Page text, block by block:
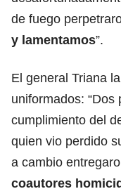
de fuego
y lamentamos”.
El general Triana
uniformados:
cumplimiento del
quien vio perdido
a cambio
coautores